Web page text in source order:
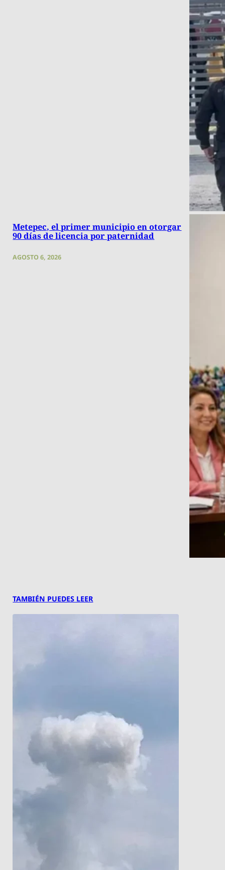
Metepec, el primer municipio en otorgar
90 días de licencia por paternidad
AGOSTO 6, 2026
TAMBIÉN PUEDES LEER